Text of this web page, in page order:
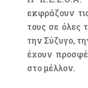
εκφράζουν
τους σε όλες
την Σύζυγο,
έχουν
στο μέλλον.